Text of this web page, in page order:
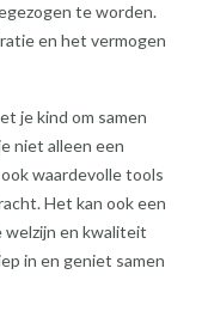
te worden.
en het vermogen
je kind om samen
niet alleen een
waardevolle tools
Het kan ook een
welzijn en kwaliteit
in en geniet samen